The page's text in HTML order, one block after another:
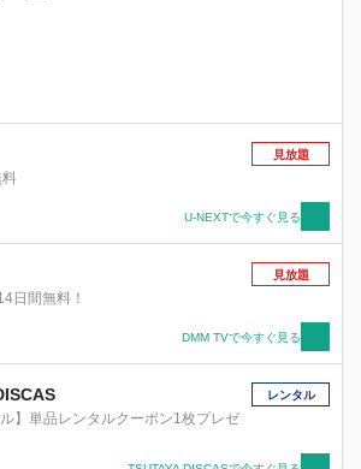
見放題
U-NEXTで今すぐ見る
日間無料！
見放題
DMM TVで今すぐ見る
ル】単品レンタルクーポン1枚プレゼ
レンタル